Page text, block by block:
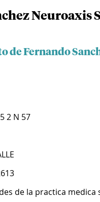
Neuroaxis S
de Fernando
2 N 57
de la practica